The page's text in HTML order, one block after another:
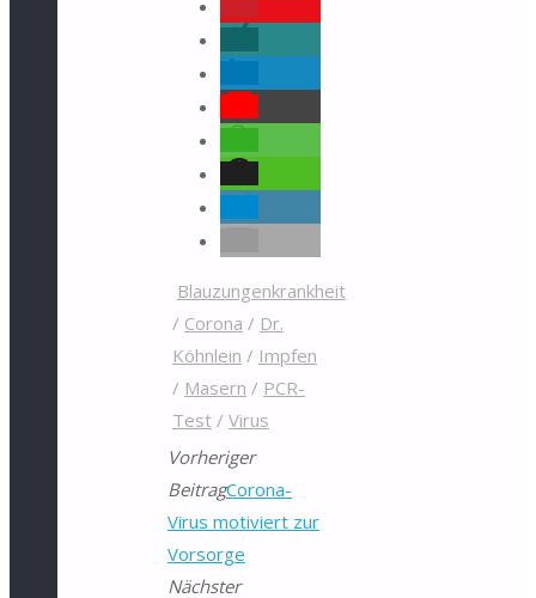
Blauzungenkrankheit
/ Corona / Dr.
Köhnlein / Impfen
/ Masern / PCR-
Test/ Virus
Vorheriger
BeitragCorona-
Virus motiviert zur
Vorsorge
Nächster